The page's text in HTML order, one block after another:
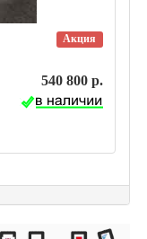
Акция
540 800 р.